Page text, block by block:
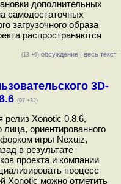
дополнительных
самодостаточных
загрузочного образа
распространяются
(13 +9) обсуждение | весь текст
3D-
(97 +32)
релиз Xonotic 0.8.6,
ориентированного
форком игры Nexuiz,
в результате
проекта и компании
процесс
Xonotic можно отметить